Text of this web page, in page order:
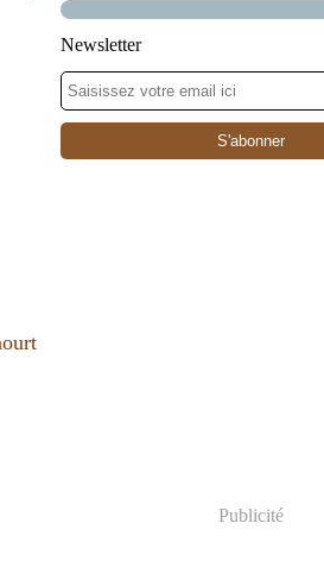
Newsletter
Publicité